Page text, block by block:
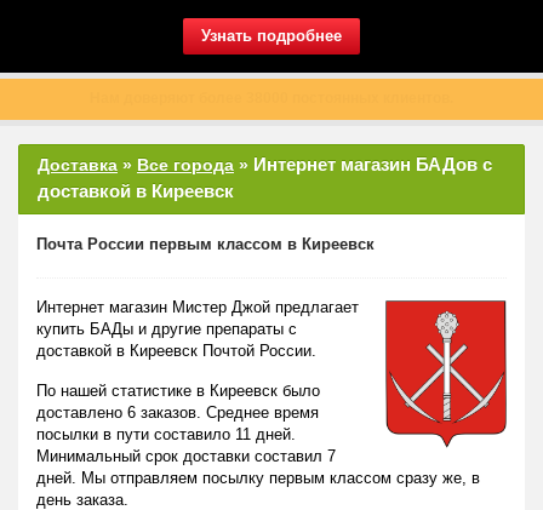
Узнать подробнее
Доставка » Все города » Интернет магазин БАДов с
доставкой в Киреевск
Почта России первым классом в Киреевск
Интернет магазин Мистер Джой предлагает
купить БАДы и другие препараты с
доставкой в Киреевск Почтой России.
По нашей статистике в Киреевск было
доставлено 6 заказов. Среднее время
посылки в пути составило 11 дней.
Минимальный срок доставки составил 7
дней. Мы отправляем посылку первым классом сразу же, в
день заказа.